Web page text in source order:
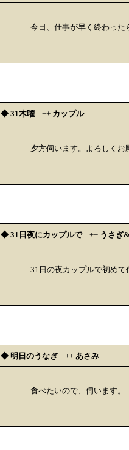
今日、仕事が早く終わった
◆ 31木曜 ++ カップル
夕方伺います。よろしくお
◆ 31日夜にカップルで++ うさぎ
31日の夜カップルで初めて
◆ 明日のうなぎ ++ あさみ
食べたいので、伺います。